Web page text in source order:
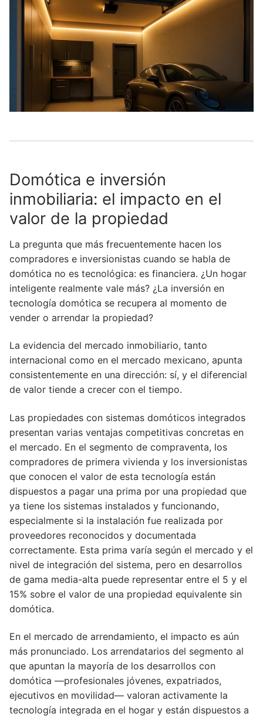
Domótica e inversión
inmobiliaria: el impacto en el
valor de la propiedad
La pregunta que más frecuentemente hacen los
compradores e inversionistas cuando se habla de
domótica no es tecnológica: es financiera. ¿Un hogar
inteligente realmente vale más? ¿La inversión en
tecnología domótica se recupera al momento de
vender o arrendar la propiedad?
La evidencia del mercado inmobiliario, tanto
internacional como en el mercado mexicano, apunta
consistentemente en una dirección: sí, y el diferencial
de valor tiende a crecer con el tiempo.
Las propiedades con sistemas domóticos integrados
presentan varias ventajas competitivas concretas en
el mercado. En el segmento de compraventa, los
compradores de primera vivienda y los inversionistas
que conocen el valor de esta tecnología están
dispuestos a pagar una prima por una propiedad que
ya tiene los sistemas instalados y funcionando,
especialmente si la instalación fue realizada por
proveedores reconocidos y documentada
correctamente. Esta prima varía según el mercado y el
nivel de integración del sistema, pero en desarrollos
de gama media-alta puede representar entre el 5 y el
15% sobre el valor de una propiedad equivalente sin
domótica.
En el mercado de arrendamiento, el impacto es aún
más pronunciado. Los arrendatarios del segmento al
que apuntan la mayoría de los desarrollos con
domótica —profesionales jóvenes, expatriados,
ejecutivos en movilidad— valoran activamente la
tecnología integrada en el hogar y están dispuestos a